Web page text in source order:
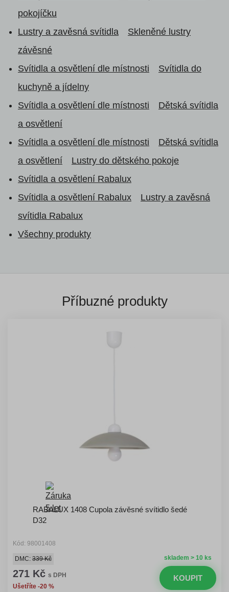
pokojíčku
Lustry a zavěsná svítidla
Skleněné lustry
závěsné
Svítidla a osvětlení dle místnosti
Svítidla do
kuchyně a jídelny
Svítidla a osvětlení dle místnosti
Dětská svítidla
a osvětlení
Svítidla a osvětlení dle místnosti
Dětská svítidla
a osvětlení
Lustry do dětského pokoje
Svítidla a osvětlení Rabalux
Svítidla a osvětlení Rabalux
Lustry a zavěsná
svítidla Rabalux
Všechny produkty
Příbuzné produkty
RABALUX 1408 Cupola závěsné svítidlo šedé
D32
Kód: 98001408
skladem > 10 ks
DMC: 339 Kč
271 Kč s DPH
Ušetříte -20 %
KOUPIT